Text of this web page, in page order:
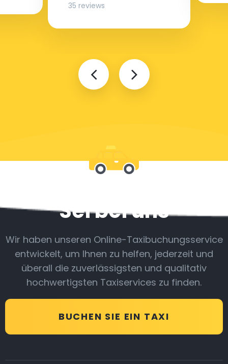
35 reviews
Sei bei uns
Wir haben unseren Online-Taxibuchungsservice
entwickelt, um Ihnen zu helfen, jederzeit und
überall die zuverlässigsten und qualitativ
hochwertigsten Taxiservices zu finden.
BUCHEN SIE EIN TAXI